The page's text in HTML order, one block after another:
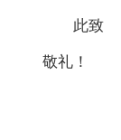
此致
敬礼！